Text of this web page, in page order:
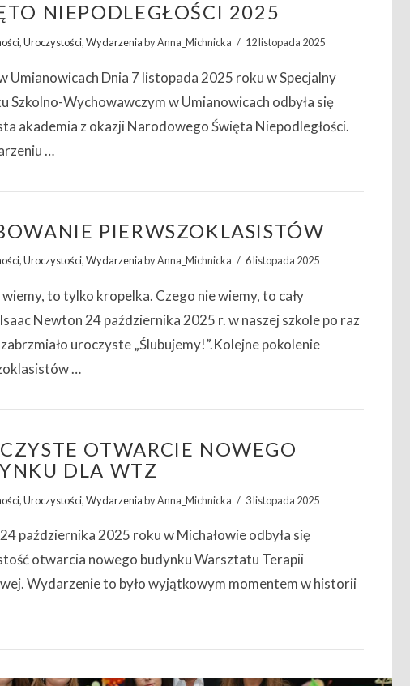
NIEPODLEGŁOŚCI 2025
,Uroczystości,Wydarzeniaby Anna_Michnicka 12 listopada 2025
Umianowicach Dnia 7 listopada 2025 roku w Specjalny
Szkolno-Wychowawczym w Umianowicach odbyła się
akademia z okazji Narodowego Święta Niepodległości.
…
PIERWSZOKLASISTÓW
,Uroczystości,Wydarzeniaby Anna_Michnicka 6 listopada 2025
wiemy, to tylko kropelka. Czego nie wiemy, to cały
Newton 24 października 2025 r. w naszej szkole po raz
uroczyste „Ślubujemy!”.Kolejne pokolenie
…
OTWARCIE NOWEGO
DLA WTZ
,Uroczystości,Wydarzeniaby Anna_Michnicka 3 listopada 2025
października 2025 roku w Michałowie odbyła się
otwarcia nowego budynku Warsztatu Terapii
Wydarzenie to było wyjątkowym momentem w historii